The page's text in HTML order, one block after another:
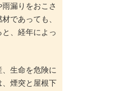
漏りをおこさ
であっても、
、経年によっ
生命を危険に
、煙突と屋根下